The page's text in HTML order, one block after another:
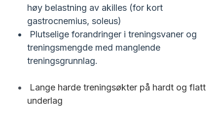
høy belastning av akilles (for kort
gastrocnemius, soleus)
Plutselige forandringer i treningsvaner og
treningsmengde med manglende
treningsgrunnlag.
Lange harde treningsøkter på hardt og flatt
underlag